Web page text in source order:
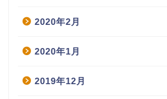
2020年2月
2020年1月
2019年12月